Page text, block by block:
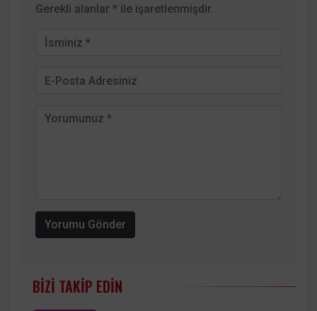
Gerekli alanlar * ile işaretlenmişdir.
Yorumu Gönder
BIZI TAKIP EDIN